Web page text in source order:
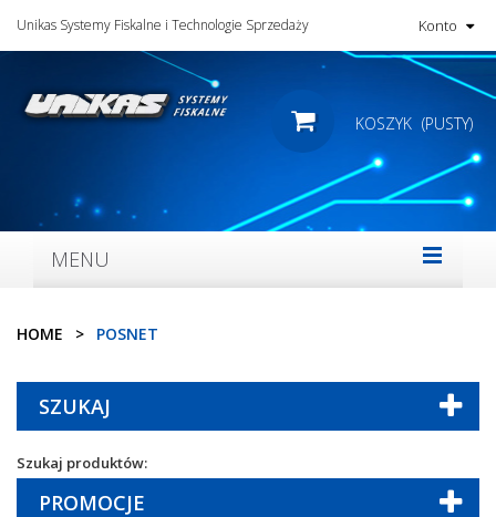
Konto
Unikas Systemy Fiskalne i Technologie Sprzedaży
KOSZYK (PUSTY)
MENU
HOME > POSNET
SZUKAJ
Szukaj produktów:
PROMOCJE